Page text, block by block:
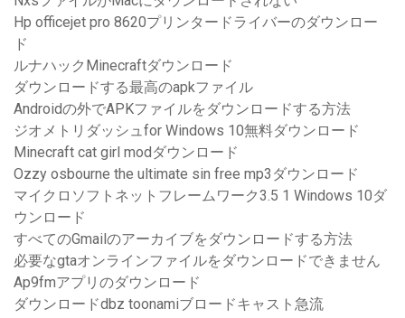
Hp officejet pro 8620プリンタードライバーのダウンロー
ド
ルナハックMinecraftダウンロード
ダウンロードする最高のapkファイル
Androidの外でAPKファイルをダウンロードする方法
ジオメトリダッシュfor Windows 10無料ダウンロード
Minecraft cat girl modダウンロード
Ozzy osbourne the ultimate sin free mp3ダウンロード
マイクロソフトネットフレームワーク3.5 1 Windows 10ダ
ウンロード
すべてのGmailのアーカイブをダウンロードする方法
必要なgtaオンラインファイルをダウンロードできません
Ap9fmアプリのダウンロード
ダウンロードdbz toonamiブロードキャスト急流